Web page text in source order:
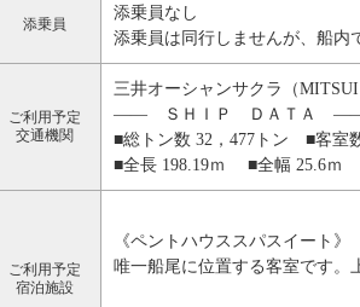
添乗員
添乗員なし
添乗員は同行しませんが、船内
ご利用予定
交通機関
三井オーシャンサクラ（
―― ＳＨＩＰ ＤＡＴＡ
■総トン数 32，477トン ■客室
■全長 198.19ｍ ■全幅 25.6ｍ
ご利用予定
宿泊施設
《ペントハウススパスイート》
唯一船尾に位置する客室です。